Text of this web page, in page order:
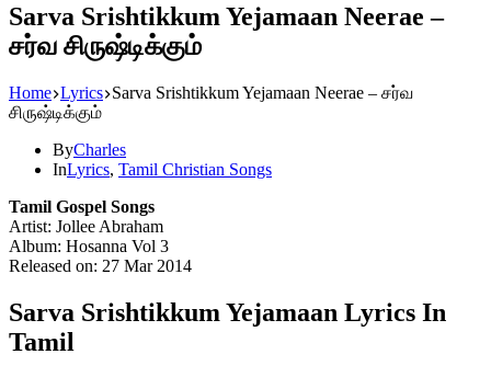
Sarva Srishtikkum Yejamaan Neerae –
சர்வ சிருஷ்டிக்கும்
Home Lyrics Sarva Srishtikkum Yejamaan Neerae – சர்வ
சிருஷ்டிக்கும்
ByCharles
InLyrics, Tamil Christian Songs
Tamil Gospel Songs
Artist: Jollee Abraham
Album: Hosanna Vol 3
Released on: 27 Mar 2014
Sarva Srishtikkum Yejamaan Lyrics In
Tamil